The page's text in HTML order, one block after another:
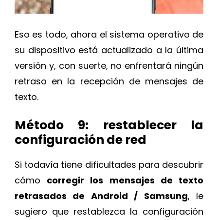
Eso es todo, ahora el sistema operativo de
su dispositivo está actualizado a la última
versión y, con suerte, no enfrentará ningún
retraso en la recepción de mensajes de
texto.
Método 9: restablecer la
configuración de red
Si todavía tiene dificultades para descubrir
cómo corregir los mensajes de texto
retrasados de Android / Samsung, le
sugiero que restablezca la configuración